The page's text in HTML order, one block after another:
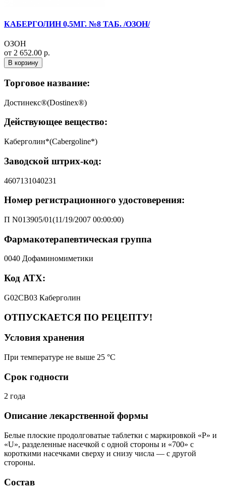
КАБЕРГОЛИН 0,5МГ. №8 ТАБ. /ОЗОН/
ОЗОН
от 2 652.00 р.
В корзину
Торговое название:
Достинекс®(Dostinex®)
Действующее вещество:
Каберголин*(Cabergoline*)
Заводской штрих-код:
4607131040231
Номер регистрационного удостоверения:
П N013905/01(11/19/2007 00:00:00)
Фармакотерапевтическая группа
0040 Дофаминомиметики
Код АТХ:
G02CB03 Каберголин
ОТПУСКАЕТСЯ ПО РЕЦЕПТУ!
Условия хранения
При температуре не выше 25 °C
Срок годности
2 года
Описание лекарственной формы
Белые плоские продолговатые таблетки с маркировкой «Р» и
«U», разделенные насечкой с одной стороны и «700» с
короткими насечками сверху и снизу числа — с другой
стороны.
Состав